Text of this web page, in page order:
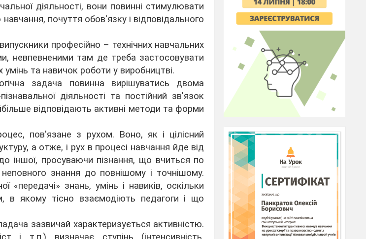
діяльності, вони повинні стимулювати
почуття обов'язку і відповідального
професійно – технічних навчальних
невпевненими там де треба застосовувати
та навичок роботи у виробництві.
задача повинна вирішуватись двома
діяльності та постійний зв'язок
відповідають активні методи та форми
пов'язане з рухом. Воно, як і цілісний
а отже, і рух в процесі навчання йде від
іншої, просуваючи пізнання, що вчиться по
знання до повнішому і точнішому.
«передачі» знань, умінь і навиків, оскільки
в якому тісно взаємодіють педагоги і що
зазвичай характеризується активністю.